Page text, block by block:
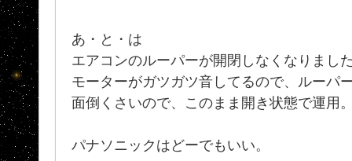
あ・と・は
エアコンのルーパーが開閉しなくなりまし
モーターがガツガツ音してるので、ルーパ
面倒くさいので、このまま開き状態で運用
パナソニックはどーでもいい。